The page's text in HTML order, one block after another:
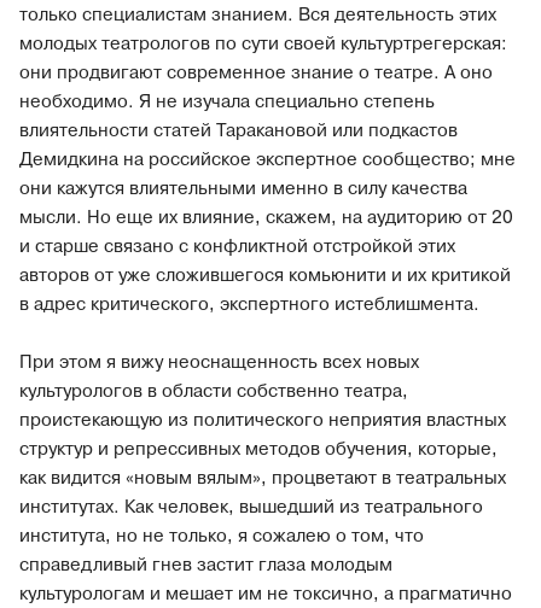
только специалистам знанием. Вся деятельность этих
молодых театрологов по сути своей культуртрегерская:
они продвигают современное знание о театре. А оно
необходимо. Я не изучала специально степень
влиятельности статей Таракановой или подкастов
Демидкина на российское экспертное сообщество; мне
они кажутся влиятельными именно в силу качества
мысли. Но еще их влияние, скажем, на аудиторию от 20
и старше связано с конфликтной отстройкой этих
авторов от уже сложившегося комьюнити и их критикой
в адрес критического, экспертного истеблишмента.
При этом я вижу неоснащенность всех новых
культурологов в области собственно театра,
проистекающую из политического неприятия властных
структур и репрессивных методов обучения, которые,
как видится «новым вялым», процветают в театральных
институтах. Как человек, вышедший из театрального
института, но не только, я сожалею о том, что
справедливый гнев застит глаза молодым
культурологам и мешает им не токсично, а прагматично